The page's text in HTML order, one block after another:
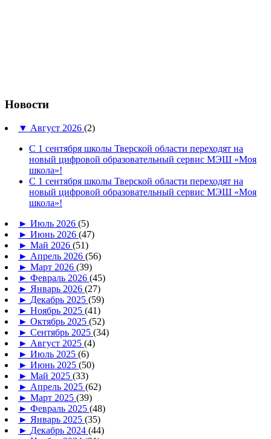
Новости
▼ Август 2026 (2)
С 1 сентября школы Тверской области переходят на
новый цифровой образовательный сервис МЭШ «Моя
школа»!
С 1 сентября школы Тверской области переходят на
новый цифровой образовательный сервис МЭШ «Моя
школа»!
► Июль 2026 (5)
► Июнь 2026 (47)
► Май 2026 (51)
► Апрель 2026 (56)
► Март 2026 (39)
► Февраль 2026 (45)
► Январь 2026 (27)
► Декабрь 2025 (59)
► Ноябрь 2025 (41)
► Октябрь 2025 (52)
► Сентябрь 2025 (34)
► Август 2025 (4)
► Июль 2025 (6)
► Июнь 2025 (50)
► Май 2025 (33)
► Апрель 2025 (62)
► Март 2025 (39)
► Февраль 2025 (48)
► Январь 2025 (35)
► Декабрь 2024 (44)